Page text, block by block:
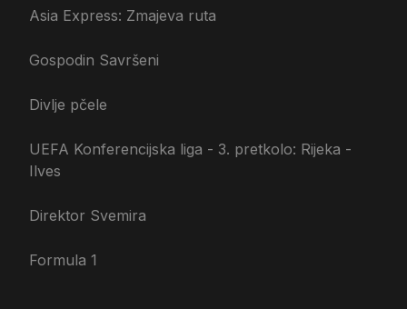
Asia Express: Zmajeva ruta
Gospodin Savršeni
Divlje pčele
UEFA Konferencijska liga - 3. pretkolo: Rijeka -
Ilves
Direktor Svemira
Formula 1